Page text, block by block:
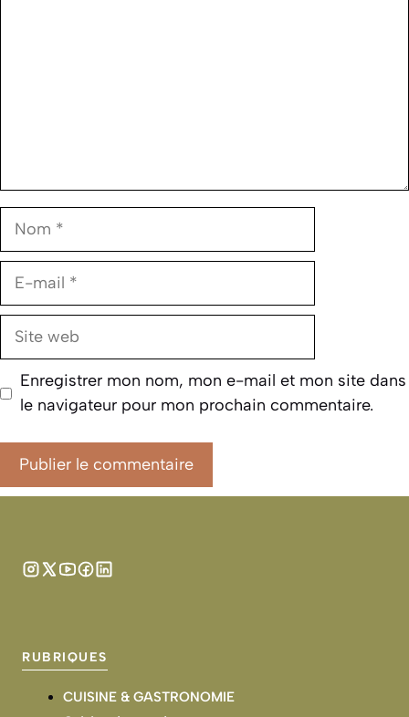
Nom
E-
Site
Enregistrer mon nom, mon e-mail et mon site dans
le navigateur pour mon prochain commentaire.
RUBRIQUES
CUISINE & GASTRONOMIE